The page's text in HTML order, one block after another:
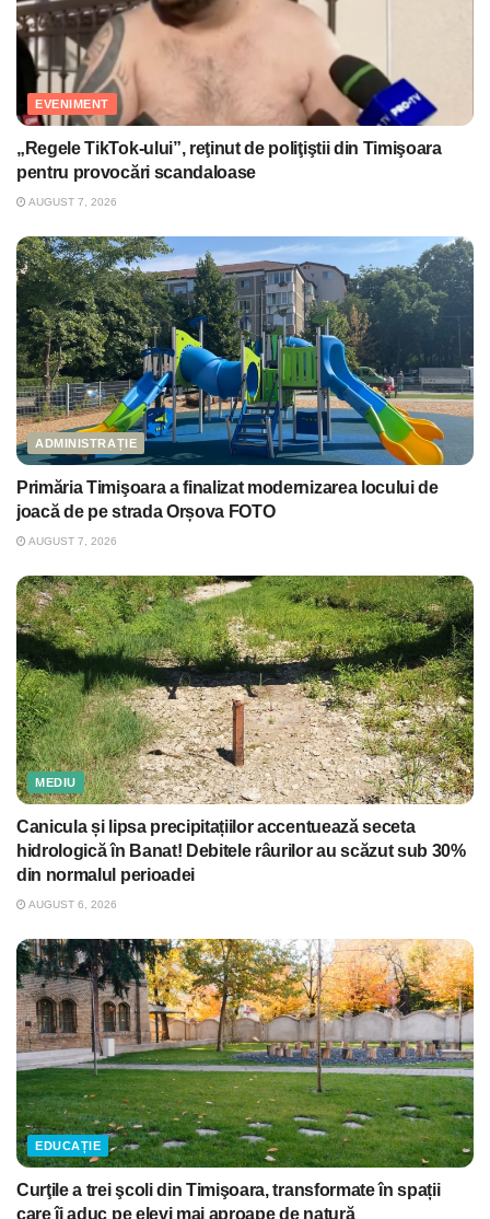
EVENIMENT
„Regele TikTok-ului”, reţinut de poliţiştii din Timişoara
pentru provocări scandaloase
AUGUST 7, 2026
ADMINISTRAȚIE
Primăria Timişoara a finalizat modernizarea locului de
joacă de pe strada Orșova FOTO
AUGUST 7, 2026
MEDIU
Canicula și lipsa precipitațiilor accentuează seceta
hidrologică în Banat! Debitele râurilor au scăzut sub 30%
din normalul perioadei
AUGUST 6, 2026
EDUCAȚIE
Curţile a trei şcoli din Timişoara, transformate în spații
care îi aduc pe elevi mai aproape de natură